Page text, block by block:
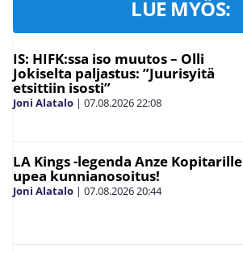
LUE MYÖS:
IS: HIFK:ssa iso muutos – Olli
Jokiselta paljastus: ”Juurisyitä
etsittiin isosti”
Joni Alatalo | 07.08.202622:08
LA Kings -legenda Anze Kopitarille
upea kunnianosoitus!
Joni Alatalo | 07.08.202620:44